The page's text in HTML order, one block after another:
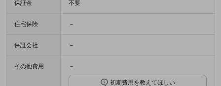
保証金 不要
住宅保険 －
保証会社 －
その他費用 －
初期費用を教えてほしい